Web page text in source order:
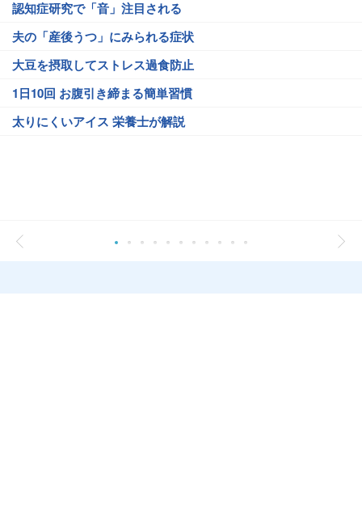
認知症研究で「音」注目される
夫の「産後うつ」にみられる症状
大豆を摂取してストレス過食防止
1日10回 お腹引き締まる簡単習慣
太りにくいアイス 栄養士が解説